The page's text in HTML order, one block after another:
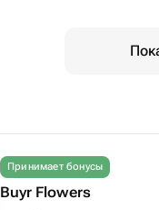
Принимает бонусы
Buyr Flowers